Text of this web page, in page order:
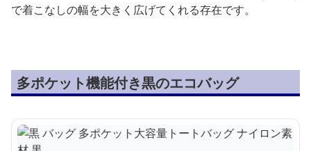
で着こなしの幅を大きく広げてくれる存在です。
多ポケット機能付き黒のエコバッグ